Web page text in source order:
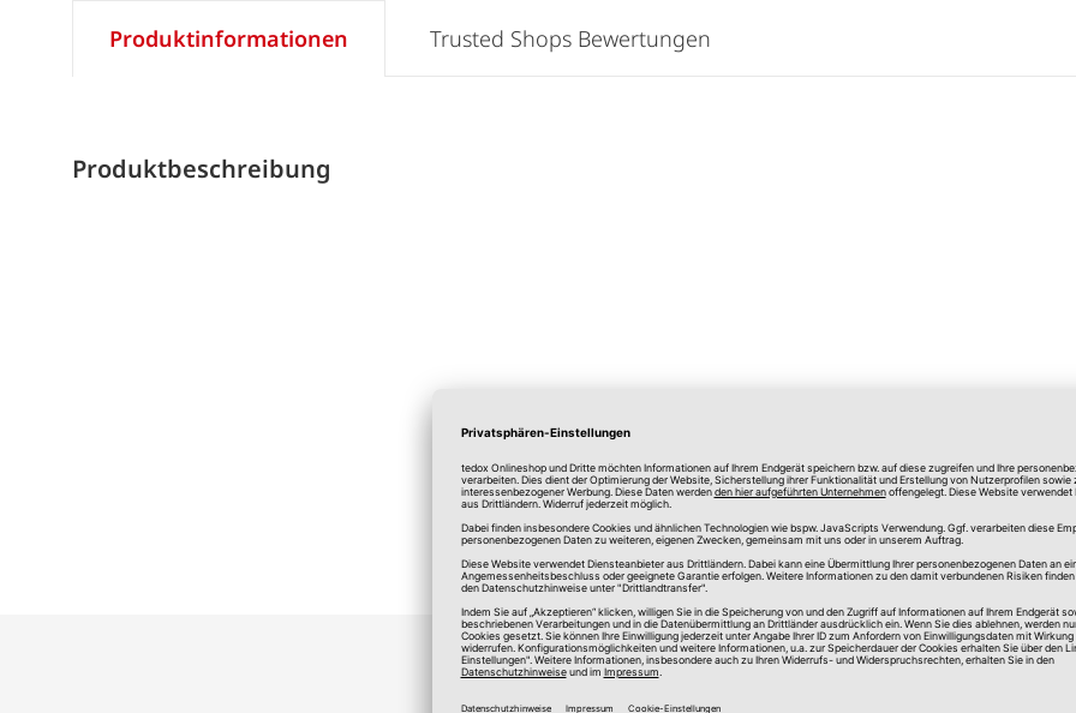
Produktinformationen
Produktbeschreibung
Trusted Shops Bewertungen
*Alle Preise in Euro, inkl. gesetzlicher Mehrwertsteuer, zzgl.